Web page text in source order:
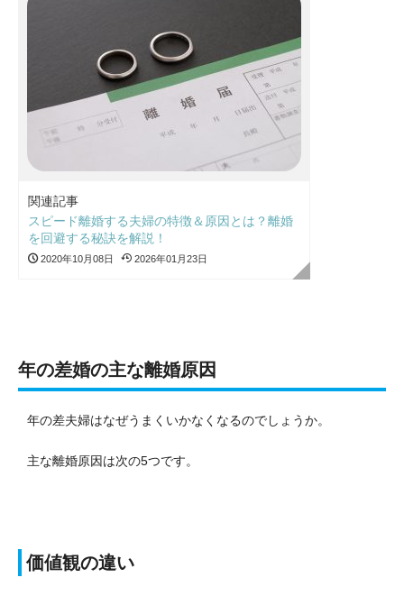
関連記事
スピード離婚する夫婦の特徴＆原因とは？離婚
を回避する秘訣を解説！
2020年10月08日 2026年01月23日
年の差婚の主な離婚原因
年の差夫婦はなぜうまくいかなくなるのでしょうか。
主な離婚原因は次の5つです。
価値観の違い